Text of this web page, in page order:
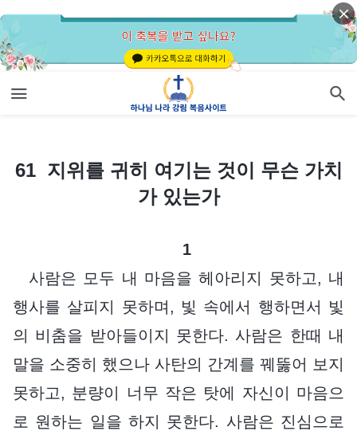
61 지위를 귀히 여기는 것이 무슨 가치가 있는가
61 지위를 귀히 여기는 것이 무슨 가치
가 있는가
1
사람은 모두 내 마음을 헤아리지 못하고, 내
행사를 살피지 못하며, 빛 속에서 행하면서 빛
의 비춤을 받아들이지 못한다. 사람은 한때 내
말을 소중히 했으나 사탄의 간계를 꿰뚫어 보지
못하고, 분량이 너무 작은 탓에 자신이 마음으
로 원하는 일을 하지 못한다. 사람은 진심으로